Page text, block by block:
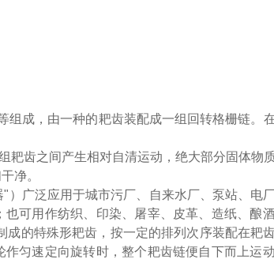
成，由一种的耙齿装配成一组回转格栅链。
齿之间产生相对自清运动，绝大部分固体物
净。
）广泛应用于城市污厂、自来水厂、泵站、电
可用作纺织、印染、屠宰、皮革、造纸、酿
的特殊形耙齿，按一定的排列次序装配在耙
匀速定向旋转时，整个耙齿链便自下而上运